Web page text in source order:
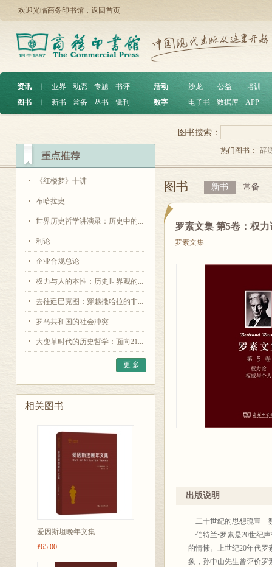
欢迎光临商务印书馆， 返回首页
资讯 ︱ 业界 动态 专题
书评
图书
︱ 新书 常备 丛书 辑刊
活动 沙龙 公益
培训
数字
电子书 数据库 APP
《红楼梦》十讲
布哈拉史
世界历史哲学讲演录：历史中的...
利论
企业合规总论
权力与人的本性：历史世界观的...
去往廷巴克图：穿越撒哈拉的非...
罗马共和国的社会冲突
大变革时代的历史哲学：面向21...
更 多
相关图书
爱因斯坦晚年文集
¥65.00
图书搜索：
热门图书： 辞
图书 新书 常备
罗素文集 第5卷：权
罗素文集
出版说明
二十世纪的思想瑰宝
伯特兰•罗素是20世纪
的情愫。上世纪20年代
象，孙中山先生曾评价罗